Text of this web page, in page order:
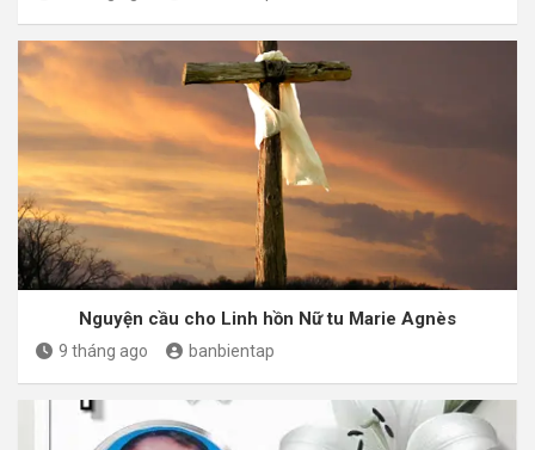
Nguyện cầu cho Linh hồn Nữ tu Marie Agnès
9 tháng ago banbientap